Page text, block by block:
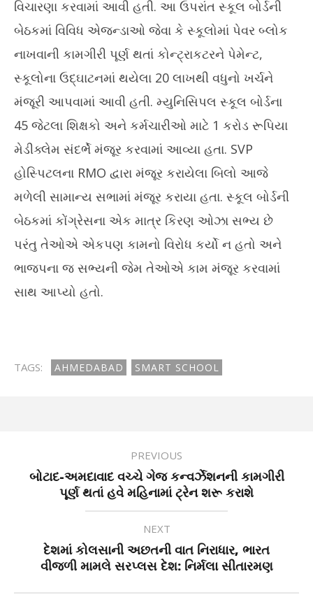
વિચારણા કરવામાં આવી હતી. આ ઉપરાંત સ્કૂલ બોર્ડની
બેઠકમાં વિવિધ એજન્ડાઓ જેવા કે સ્કૂલોમાં પેવર બ્લોક
નાખવાની કામગીરી પૂર્ણ થતાં કોન્ટ્રાકટરને પેમેન્ટ,
સ્કૂલોના ઉદ્ઘાટનમાં થયેલા 20 લાખથી વધુનો ખર્ચને
મંજૂરી આપવામાં આવી હતી. મ્યુનિસિપલ સ્કૂલ બોર્ડના
45 જેટલા શિક્ષકો અને કર્મચારીઓ માટે 1 કરોડ રૂપિયા
મેડીક્લેમ સંદર્ભે મંજૂર કરવામાં આવ્યા હતા. SVP
હોસ્પિટલના RMO દ્વારા મંજૂર કરાયેલા બિલો આજે
મળેલી સામાન્ય સભામાં મંજૂર કરાયા હતા. સ્કૂલ બોર્ડની
બેઠકમાં કોંગ્રેસના એક માત્ર કિરણ ઓઝા સભ્ય છે
પરંતુ તેઓએ એકપણ કામનો વિરોધ કર્યો ન હતો અને
ભાજપના જ સભ્યની જેમ તેઓએ કામ મંજૂર કરવામાં
સાથ આપ્યો હતો.
TAGS: AHMEDABAD SMART SCHOOL
PREVIOUS
બોટાદ-અમદાવાદ વચ્ચે ગેજ કન્વર્ઝેશનની કામગીરી
પૂર્ણ થતાં હવે મહિનામાં ટ્રેન શરૂ કરાશે
NEXT
દેશમાં કોલસાની અછતની વાત નિરાધાર, ભારત
વીજળી મામલે સરપ્લસ દેશ: નિર્મલા સીતારમણ